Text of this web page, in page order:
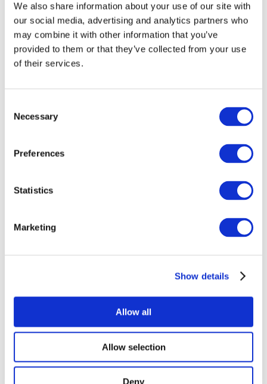
We also share information about your use of our site with
our social media, advertising and analytics partners who
may combine it with other information that you’ve
provided to them or that they’ve collected from your use
of their services.
Selection
Necessary
Preferences
Statistics
Marketing
Show details
Allow all
Allow selection
Deny